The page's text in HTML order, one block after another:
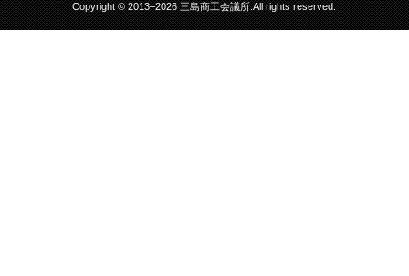
Copyright © 2013–2026 三島商工会議所.All rights reserved.